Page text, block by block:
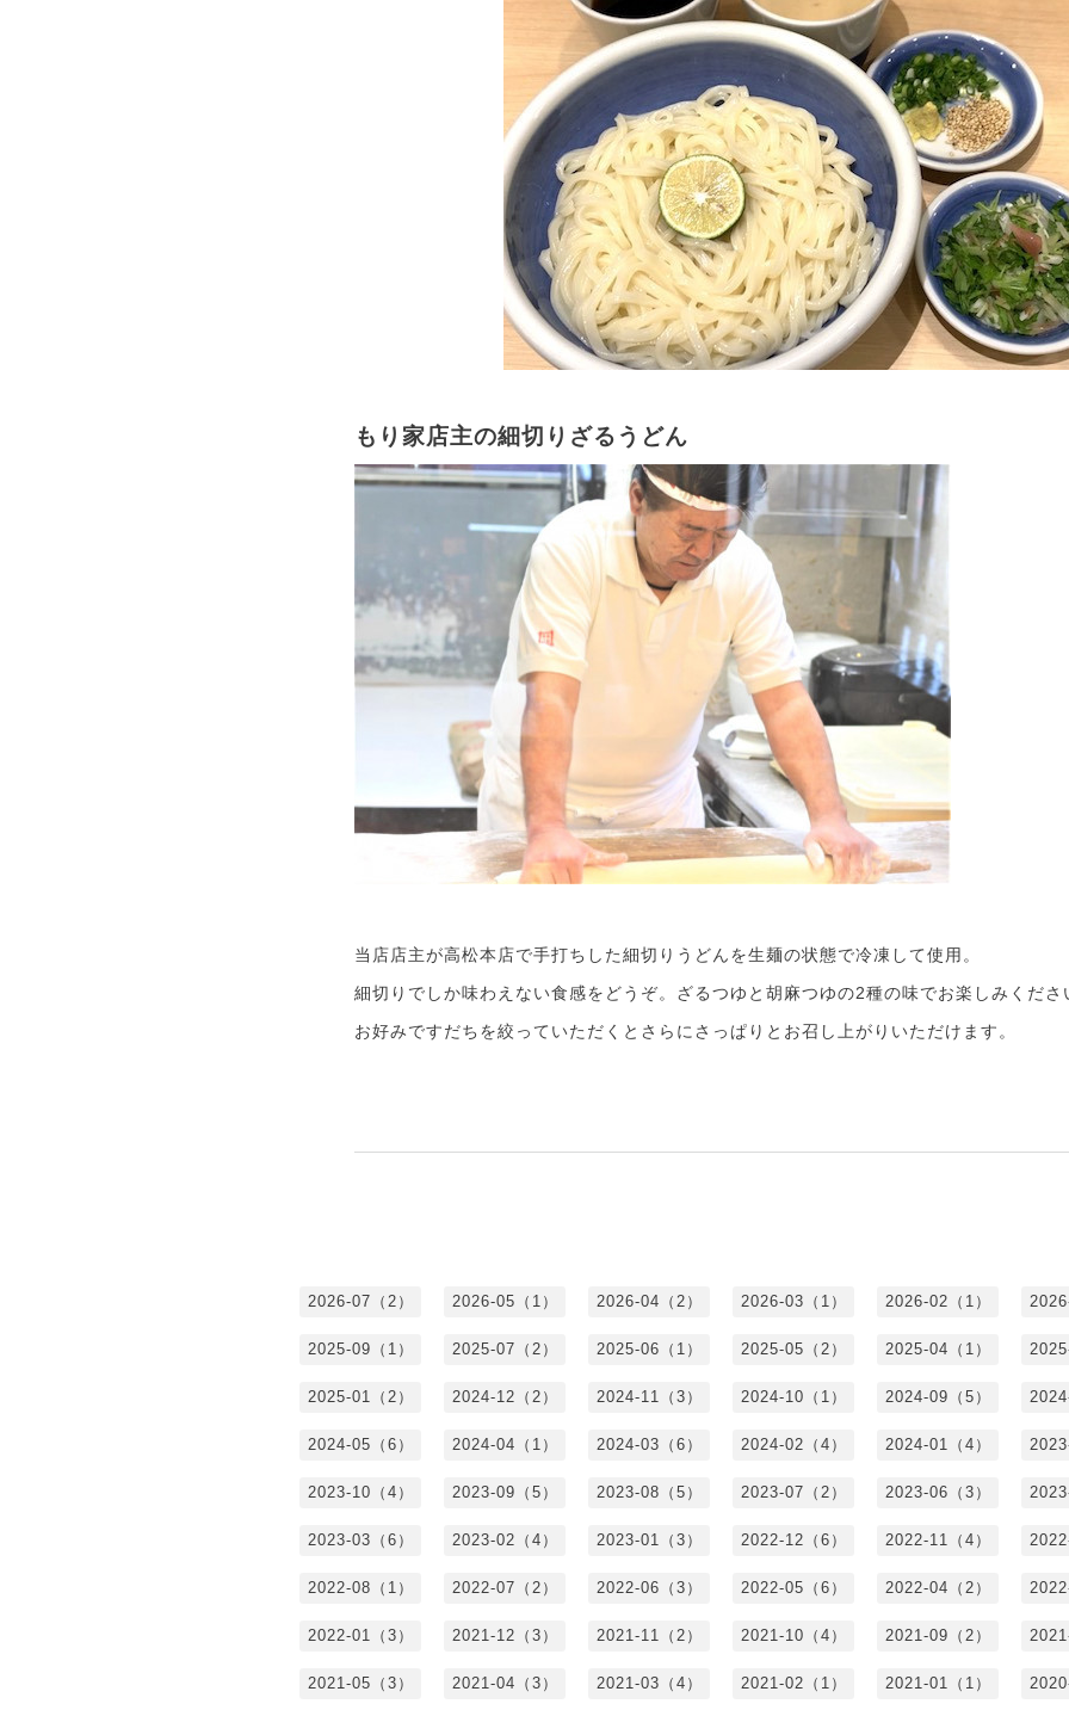
もり家店主の細切りざるうどん
当店店主が高松本店で手打ちした細切りうどんを生麺の状態で冷凍して使用。
細切りでしか味わえない食感をどうぞ。ざるつゆと胡麻つゆの2種の味でお楽しみくださ
お好みですだちを絞っていただくとさらにさっぱりとお召し上がりいただけます。
2026-07（2） 2026-05（1） 2026-04（2） 2026-03（1） 2026-02（1）
2025-09（1） 2025-07（2） 2025-06（1） 2025-05（2） 2025-04（1）
2025-01（2） 2024-12（2） 2024-11（3） 2024-10（1） 2024-09（5）
2024-05（6） 2024-04（1） 2024-03（6） 2024-02（4） 2024-01（4）
2023-10（4） 2023-09（5） 2023-08（5） 2023-07（2） 2023-06（3）
2023-03（6） 2023-02（4） 2023-01（3） 2022-12（6） 2022-11（4）
2022-08（1） 2022-07（2） 2022-06（3） 2022-05（6） 2022-04（2）
2022-01（3） 2021-12（3） 2021-11（2） 2021-10（4） 2021-09（2）
2021-05（3） 2021-04（3） 2021-03（4） 2021-02（1） 2021-01（1）